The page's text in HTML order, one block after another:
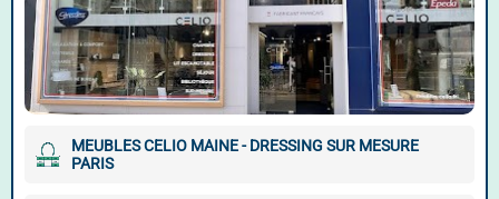
MEUBLES CELIO MAINE - DRESSING SUR MESURE
PARIS